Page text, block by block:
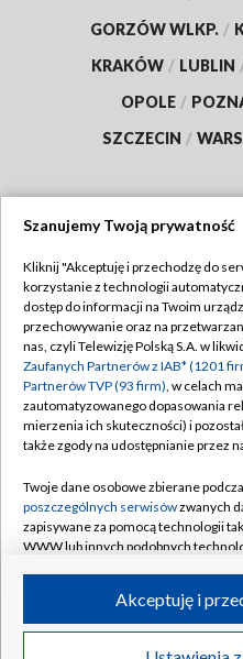
GORZÓW WLKP. /
KRAKÓW / LUBLIN
OPOLE /
SZCZECIN /
Abonament TVP
Emisja w TVP
Centrum informacji TVP
Naziemna Telewizja
Rada Programowa
System NOS
Informacje o nadawcy
Program dla prasy
Polityka
©2026 Telewizja
Szanujemy Twoją prywatność
Kliknij "Akceptuję i przechodzę do
korzystanie z technologii
dostęp do informacji na Twoim
przechowywanie oraz na
nas, czyli Telewizję Polską S.A. w
Zaufanych Partnerów z IAB* (1201
Partnerów TVP (93 firm), w celach
zautomatyzowanego dopasowania
mierzenia ich skuteczności) i
także zgody na udostępnianie przez
Twoje dane osobowe zbierane
poszczególnych serwisówzwanych
zapisywane za pomocą technologii
WWW lub innych podobnych
ruchu w Internecie.
Twoje dane osobowe zbierane
Akceptuję i